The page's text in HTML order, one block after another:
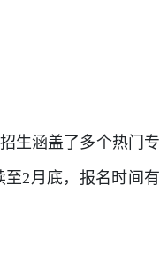
生涵盖了多个热门专
2月底，报名时间有